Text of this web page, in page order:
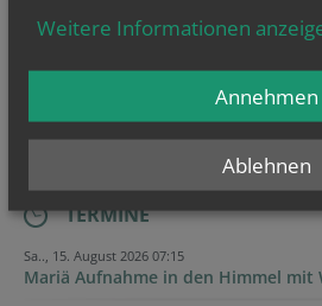
TERMINE
Sa.., 15. August 2026 07:15
Mariä Aufnahme in den Himmel mit
Weitere Informationen
Ablehnen
Annehmen